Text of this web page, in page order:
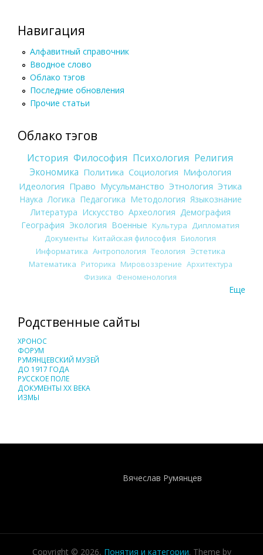
Навигация
Алфавитный справочник
Вводное слово
Облако тэгов
Последние обновления
Прочие статьи
Облако тэгов
История Философия Психология Религия
Экономика Политика Социология Мифология
Идеология Право Мусульманство Этнология Этика
Наука Логика Педагогика Методология Языкознание
Литература Искусство Археология Демография
География Экология Военные Культура
Дипломатия
Документы Китайская философия Биология
Информатика Антропология Теология Эстетика
Математика Риторика Мировоззрение Архитектура
Физика Феноменология
Еще
Родственные сайты
ХРОНОС
ФОРУМ
РУМЯНЦЕВСКИЙ МУЗЕЙ
ДО 1917 ГОДА
РУССКОЕ ПОЛЕ
ДОКУМЕНТЫ XX ВЕКА
ИЗМЫ
Вячеслав Румянцев
Copyright © 2026, Понятия и категории. Theme by